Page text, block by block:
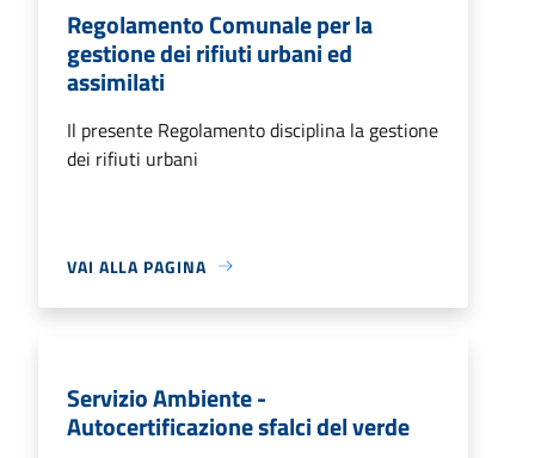
Regolamento Comunale per la
gestione dei rifiuti urbani ed
assimilati
Il presente Regolamento disciplina la gestione
dei rifiuti urbani
VAI ALLA PAGINA
Servizio Ambiente -
Autocertificazione sfalci del verde